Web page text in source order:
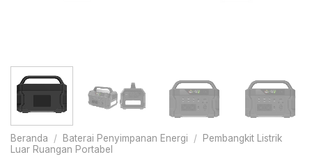
Beranda / Baterai Penyimpanan Energi /
Pembangkit Listrik
Luar Ruangan Portabel